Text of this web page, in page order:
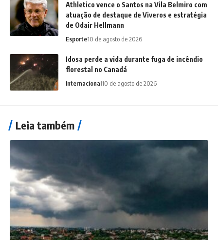
Athletico vence o Santos na Vila Belmiro com
atuação de destaque de Viveros e estratégia
de Odair Hellmann
Esporte10 de agosto de 2026
Idosa perde a vida durante fuga de incêndio
florestal no Canadá
Internacional10 de agosto de 2026
Leia também